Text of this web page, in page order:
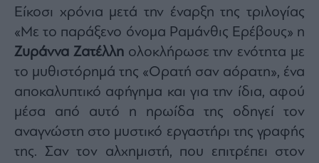
Buy-
Hold-
The
Value
Investor
Crypto
Χρηματιστηριακές
Ανακοινώσεις
Είκοσι χρόνια μετά την έναρξη της τριλογίας
«Με το παράξενο όνομα Ραμάνθις Ερέβους» η
Ζυράννα Ζατέλληολοκλήρωσε την ενότητα με
το μυθιστόρημά της «Ορατή σαν αόρατη», ένα
αποκαλυπτικό αφήγημα και για την ίδια, αφού
μέσα από αυτό η ηρωίδα της οδηγεί τον
αναγνώστη στο μυστικό εργαστήρι της γραφής
της. Σαν τον αλχημιστή, που επιτρέπει στον